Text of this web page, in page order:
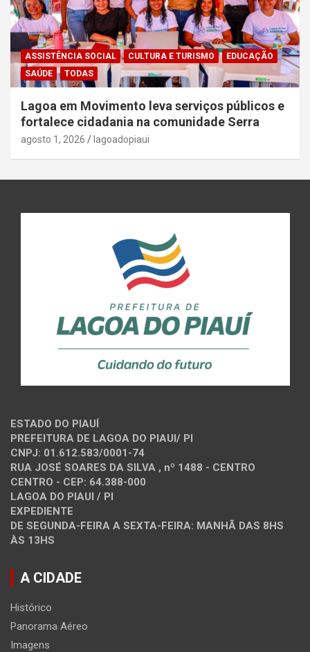
ASSISTÊNCIA SOCIAL CULTURA E TURISMO
EDUCAÇÃO
SAÚDE
TODAS
Lagoa em Movimento leva serviços públicos e
fortalece cidadania na comunidade Serra
agosto 1, 2026 lagoadopiaui
ESTADO DO PIAUÍ
PREFEITURA DE LAGOA DO PIAUI/ PI
CNPJ: 01.612.583/0001-74
RUA JOSÉ SOARES DA SILVA , nº 1488 - CENTRO
CENTRO - CEP: 64.388-000
LAGOA DO PIAUI / PI
EXPEDIENTE
DE SEGUNDA-FEIRA A SEXTA-FEIRA: MANHÃ DAS 8HS
ÀS 13HS
A CIDADE
Histórico
Panorama Aéreo
Imagens